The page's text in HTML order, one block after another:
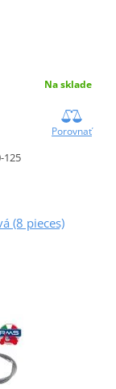
Na sklade
Porovnať
125
(8 pieces)